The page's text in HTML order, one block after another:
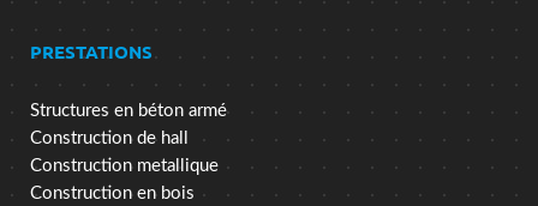
PRESTATIONS
Structures en béton armé
Construction de hall
Construction metallique
Construction en bois